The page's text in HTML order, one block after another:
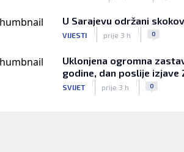
U Sarajevu održani
VIJESTI
|
prije 3 h
| 0
Uklonjena ogromna
godine, dan poslije izjave
SVIJET
|
prije 3 h
| 0